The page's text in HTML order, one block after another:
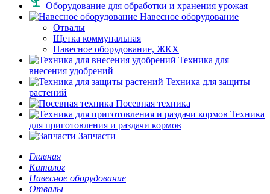
Оборудование для обработки и хранения урожая
Навесное оборудование
Отвалы
Щетка коммунальная
Навесное оборудование, ЖКХ
Техника для
внесения удобрений
Техника для защиты
растений
Посевная техника
Техника
для приготовления и раздачи кормов
Запчасти
Главная
Каталог
Навесное оборудование
Отвалы